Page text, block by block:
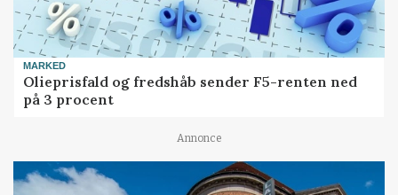
MARKED
Olieprisfald og fredshåb sender F5-renten ned
på 3 procent
Annonce